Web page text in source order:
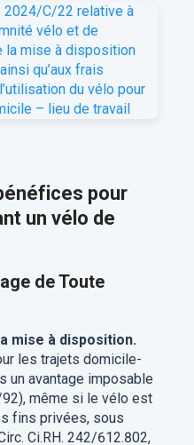
2024/C/22 relative à
vélo et de
la mise à disposition
qu’aux frais
du vélo pour
– lieu de travail
pour
un vélo de
de Toute
mise à disposition.
les trajets domicile-
un avantage imposable
92), même si le vélo est
fins privées, sous
Ci.RH. 242/612.802,